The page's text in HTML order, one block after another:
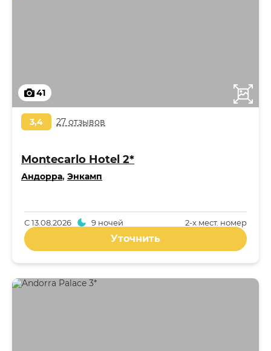
41
3,4 27 отзывов
Montecarlo Hotel 2*
Андорра, Энкамп
2-x мест. номер
С13.08.2026 9 ночей
Уточнить